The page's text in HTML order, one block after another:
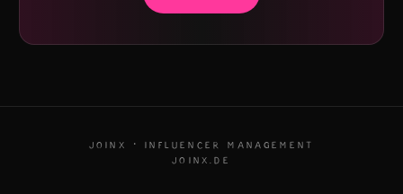
JOINX · INFLUENCER MANAGEMENT
JOINX.DE